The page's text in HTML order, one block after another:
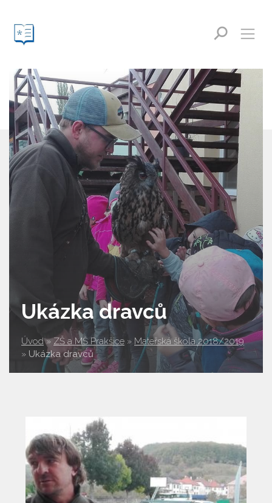
Ukázka dravců
Úvod » ZŠ a MŠ Prakšice » Mateřská škola 2018/2019
» Ukázka dravců